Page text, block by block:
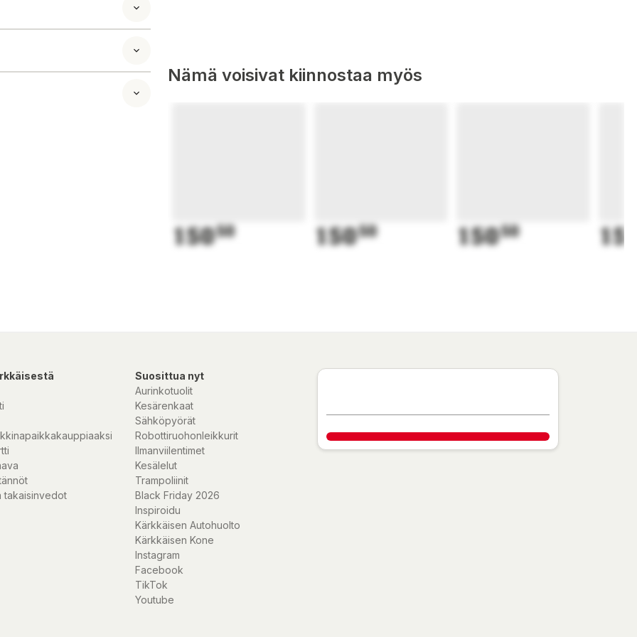
ja
Nämä voisivat kiinnostaa myös
15050 15050 15050
takaisinvedot
Suosittua nyt
Aurinkotuolit
Kesärenkaat
Sähköpyörät
Robottiruohonleikkurit
Ilmanviilentimet
Kesälelut
Trampoliinit
Black Friday 2026
Inspiroidu
Kärkkäisen Autohuolto
Kärkkäisen Kone
Instagram
Facebook
TikTok
Youtube